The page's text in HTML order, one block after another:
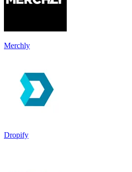
Merchly
Dropify